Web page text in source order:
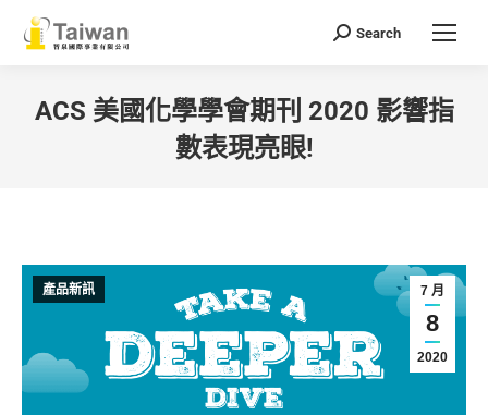
Search:
Search
ACS 美國化學學會期刊 2020 影響指
數表現亮眼!
7 月
8
2020
產品新訊